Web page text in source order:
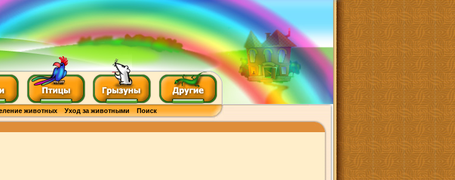
животных Уход за животными Поиск